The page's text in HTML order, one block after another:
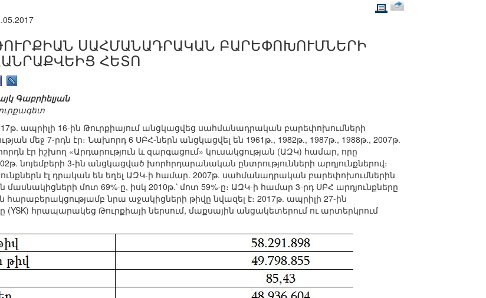
ՍԱՀՄԱՆԱԴՐԱԿԱՆ ԲԱՐԵՓՈԽՈՒՄՆԵՐԻ
ՀԵՏՈ
Գաբրիելյան
ապրիլի 16-ին Թուրքիայում անցկացվեց սահմանադրական բարեփոխումների
մեջ 7-րդն էր։ Նախորդ 6 ՍԲՀ-ներն անցկացվել են 1961թ., 1982թ., 1987թ., 1988թ., 2007թ.
էր իշխող «Արդարություն և զարգացում» կուսակցության (ԱԶԿ) համար, որը
նոյեմբերի 3-ին անցկացված խորհրդարանական ընտրությունների արդյունքներով։
էլ դրական են եղել ԱԶԿ-ի համար. 2007թ. սահմանադրական բարեփոխումներին
մոտ 69%-ը, իսկ 2010թ.՝ մոտ 59%-ը։ ԱԶԿ-ի համար 3-րդ ՍԲՀ արդյունքները
հարաբերակցությամբ նրա աջակիցների թիվը նվազել է։ 2017թ. ապրիլի 27-ին
հրապարակեց Թուրքիայի ներսում, մաքսային անցակետերում ու արտերկրում